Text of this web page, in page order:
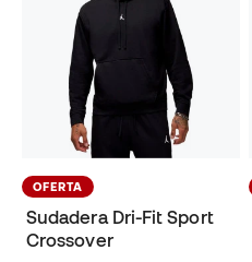
OFERTA
Sudadera Dri-Fit Sport
Crossover